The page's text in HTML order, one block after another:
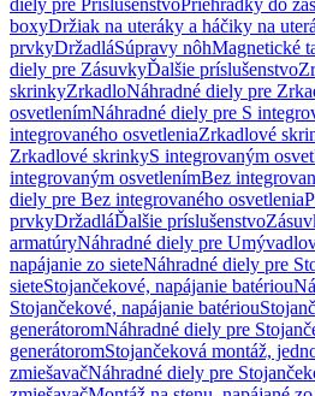
diely pre PríslušenstvoPriehradky do
boxyDržiak na uteráky a háčiky na
prvkyDržadláSúpravy nôhMagnetické
diely pre ZásuvkyĎalšie príslušenstvo
skrinkyZrkadloNáhradné diely pre
osvetlenímNáhradné diely pre S
integrovaného osvetleniaZrkadlové
Zrkadlové skrinkyS integrovaným
integrovaným osvetlenímBez
diely pre Bez integrovaného osvetlenia
prvkyDržadláĎalšie príslušenstvo
armatúryNáhradné diely pre
napájanie zo sieteNáhradné diely pre
sieteStojančekové, napájanie batériou
Stojančekové, napájanie batériou
generátoromNáhradné diely pre
generátoromStojančeková montáž,
zmiešavačNáhradné diely pre